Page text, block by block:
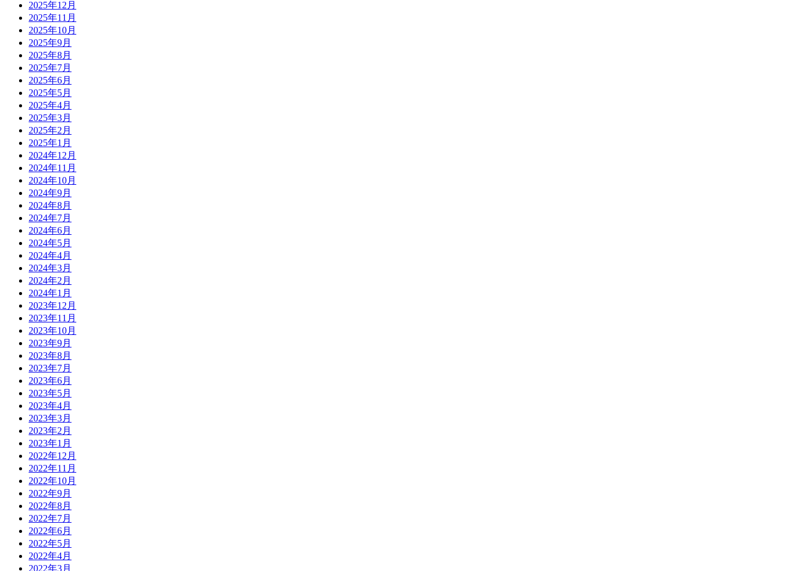
2025年12月
2025年11月
2025年10月
2025年9月
2025年8月
2025年7月
2025年6月
2025年5月
2025年4月
2025年3月
2025年2月
2025年1月
2024年12月
2024年11月
2024年10月
2024年9月
2024年8月
2024年7月
2024年6月
2024年5月
2024年4月
2024年3月
2024年2月
2024年1月
2023年12月
2023年11月
2023年10月
2023年9月
2023年8月
2023年7月
2023年6月
2023年5月
2023年4月
2023年3月
2023年2月
2023年1月
2022年12月
2022年11月
2022年10月
2022年9月
2022年8月
2022年7月
2022年6月
2022年5月
2022年4月
2022年3月